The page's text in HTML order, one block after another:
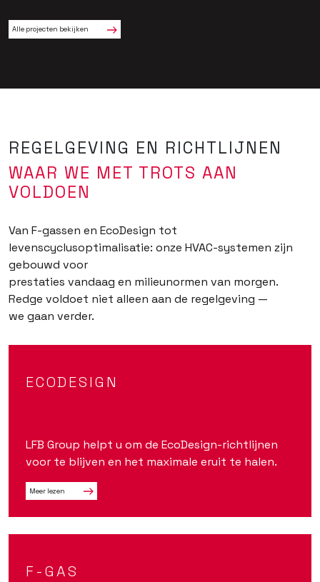
Alle projecten bekijken
REGELGEVING EN RICHTLIJNEN
WAAR WE MET TROTS AAN
VOLDOEN
Van F-gassen en EcoDesign tot
levenscyclusoptimalisatie: onze HVAC-systemen zijn
gebouwd voor
prestaties vandaag en milieunormen van morgen.
Redge voldoet niet alleen aan de regelgeving —
we gaan verder.
ECODESIGN
LFB Group helpt u om de EcoDesign-richtlijnen
voor te blijven en het maximale eruit te halen.
Meer lezen
F-GAS